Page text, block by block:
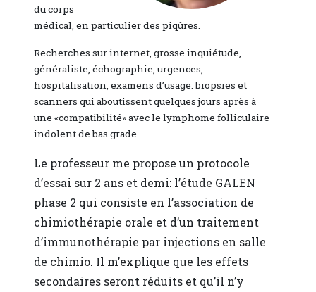
du corps
médical, en particulier des piqûres.
Recherches sur internet, grosse inquiétude,
généraliste, échographie, urgences,
hospitalisation, examens d’usage: biopsies et
scanners qui aboutissent quelques jours après à
une «compatibilité» avec le lymphome folliculaire
indolent de bas grade.
Le professeur me propose un protocole
d’essai sur 2 ans et demi: l’étude GALEN
phase 2 qui consiste en l’association de
chimiothérapie orale et d’un traitement
d’immunothérapie par injections en salle
de chimio. Il m’explique que les effets
secondaires seront réduits et qu’il n’y